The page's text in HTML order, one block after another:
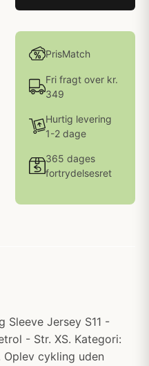
PrisMatch
Fri fragt over kr.
349
Hurtig levering
1-2 dage
365 dages
fortrydelsesret
Sleeve Jersey S11 -
- Str. XS. Kategori:
Oplev cykling uden